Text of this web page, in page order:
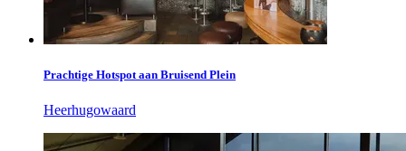
Prachtige Hotspot aan Bruisend Plein
Heerhugowaard